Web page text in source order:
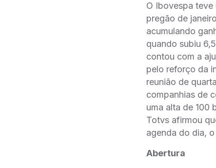
O Ibovespa teve
pregão de
acumulando
quando subiu
contou com a
pelo reforço da
reunião de
companhias de
uma alta de 100
Totvs afirmou
agenda do dia,
Abertura